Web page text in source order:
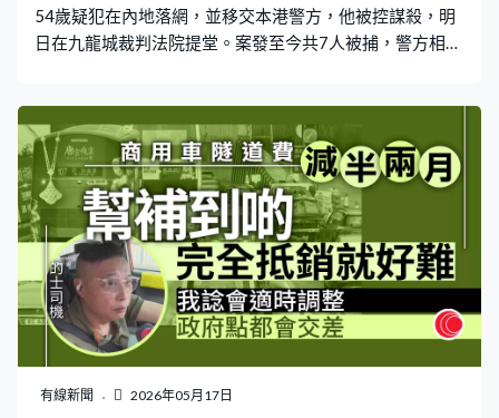
54歲疑犯在內地落網，並移交本港警方，他被控謀殺，明
日在九龍城裁判法院提堂。案發至今共7人被捕，警方相信
警署調查。西九龍總區刑事部警司賈錦琳：「這名男子在
謀殺案中的角色，我們有理由相信是負責招聘三名刀手，
以及安排車輛送這三名刀手到現場犯案。案件雖然發生了
超過25年，我們的探員過去多年都不遺餘力、繼續追查案
件的在逃人士，我們完全不會因為案件發生太久而放棄任
何追捕在逃人士，以及對他們作出檢控的機會，案件亦正
正彰顯兩地執法機關對打擊任何嚴重罪案的決心。」 1999
年9月22日清晨五時許，女報販「霞姐」何慧霞在大埔道
報攤外遭三人持刀襲擊，身中多刀死亡。警方調查相信涉
及生意糾紛，追查多年先後拘捕六人，其中五人謀殺罪
成，判處終身監禁，一人誤殺罪判囚12年。
有線新聞 2026年05月17日